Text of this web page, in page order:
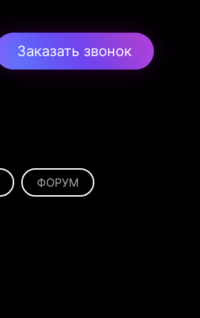
Заказать звонок
ФОРУМ